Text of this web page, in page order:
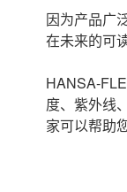
因为产品广
在未来的可
HANSA-
度、紫外线
家可以帮助